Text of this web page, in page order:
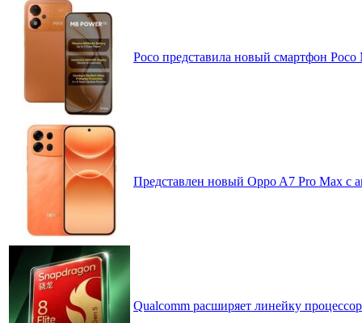
Poco представила новый смартфон
Представлен новый Oppo A7 Pro Max с
Qualcomm расширяет линейку